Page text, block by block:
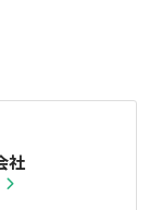
社